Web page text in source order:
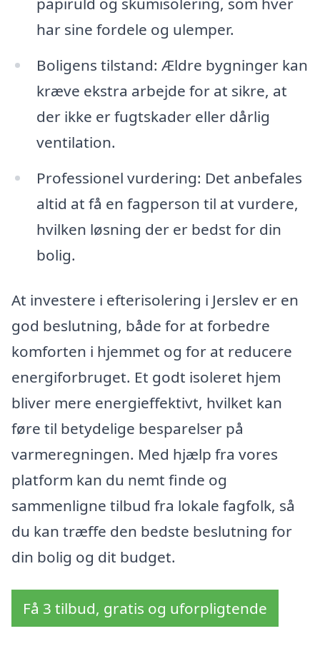
har sine fordele og ulemper.
Boligens tilstand: Ældre bygninger kan
kræve ekstra arbejde for at sikre, at
der ikke er fugtskader eller dårlig
ventilation.
Professionel vurdering: Det anbefales
altid at få en fagperson til at vurdere,
hvilken løsning der er bedst for din
bolig.
At investere i efterisolering i Jerslev er en
god beslutning, både for at forbedre
komforten i hjemmet og for at reducere
energiforbruget. Et godt isoleret hjem
bliver mere energieffektivt, hvilket kan
føre til betydelige besparelser på
varmeregningen. Med hjælp fra vores
platform kan du nemt finde og
sammenligne tilbud fra lokale fagfolk, så
du kan træffe den bedste beslutning for
din bolig og dit budget.
Få 3 tilbud, gratis og uforpligtende